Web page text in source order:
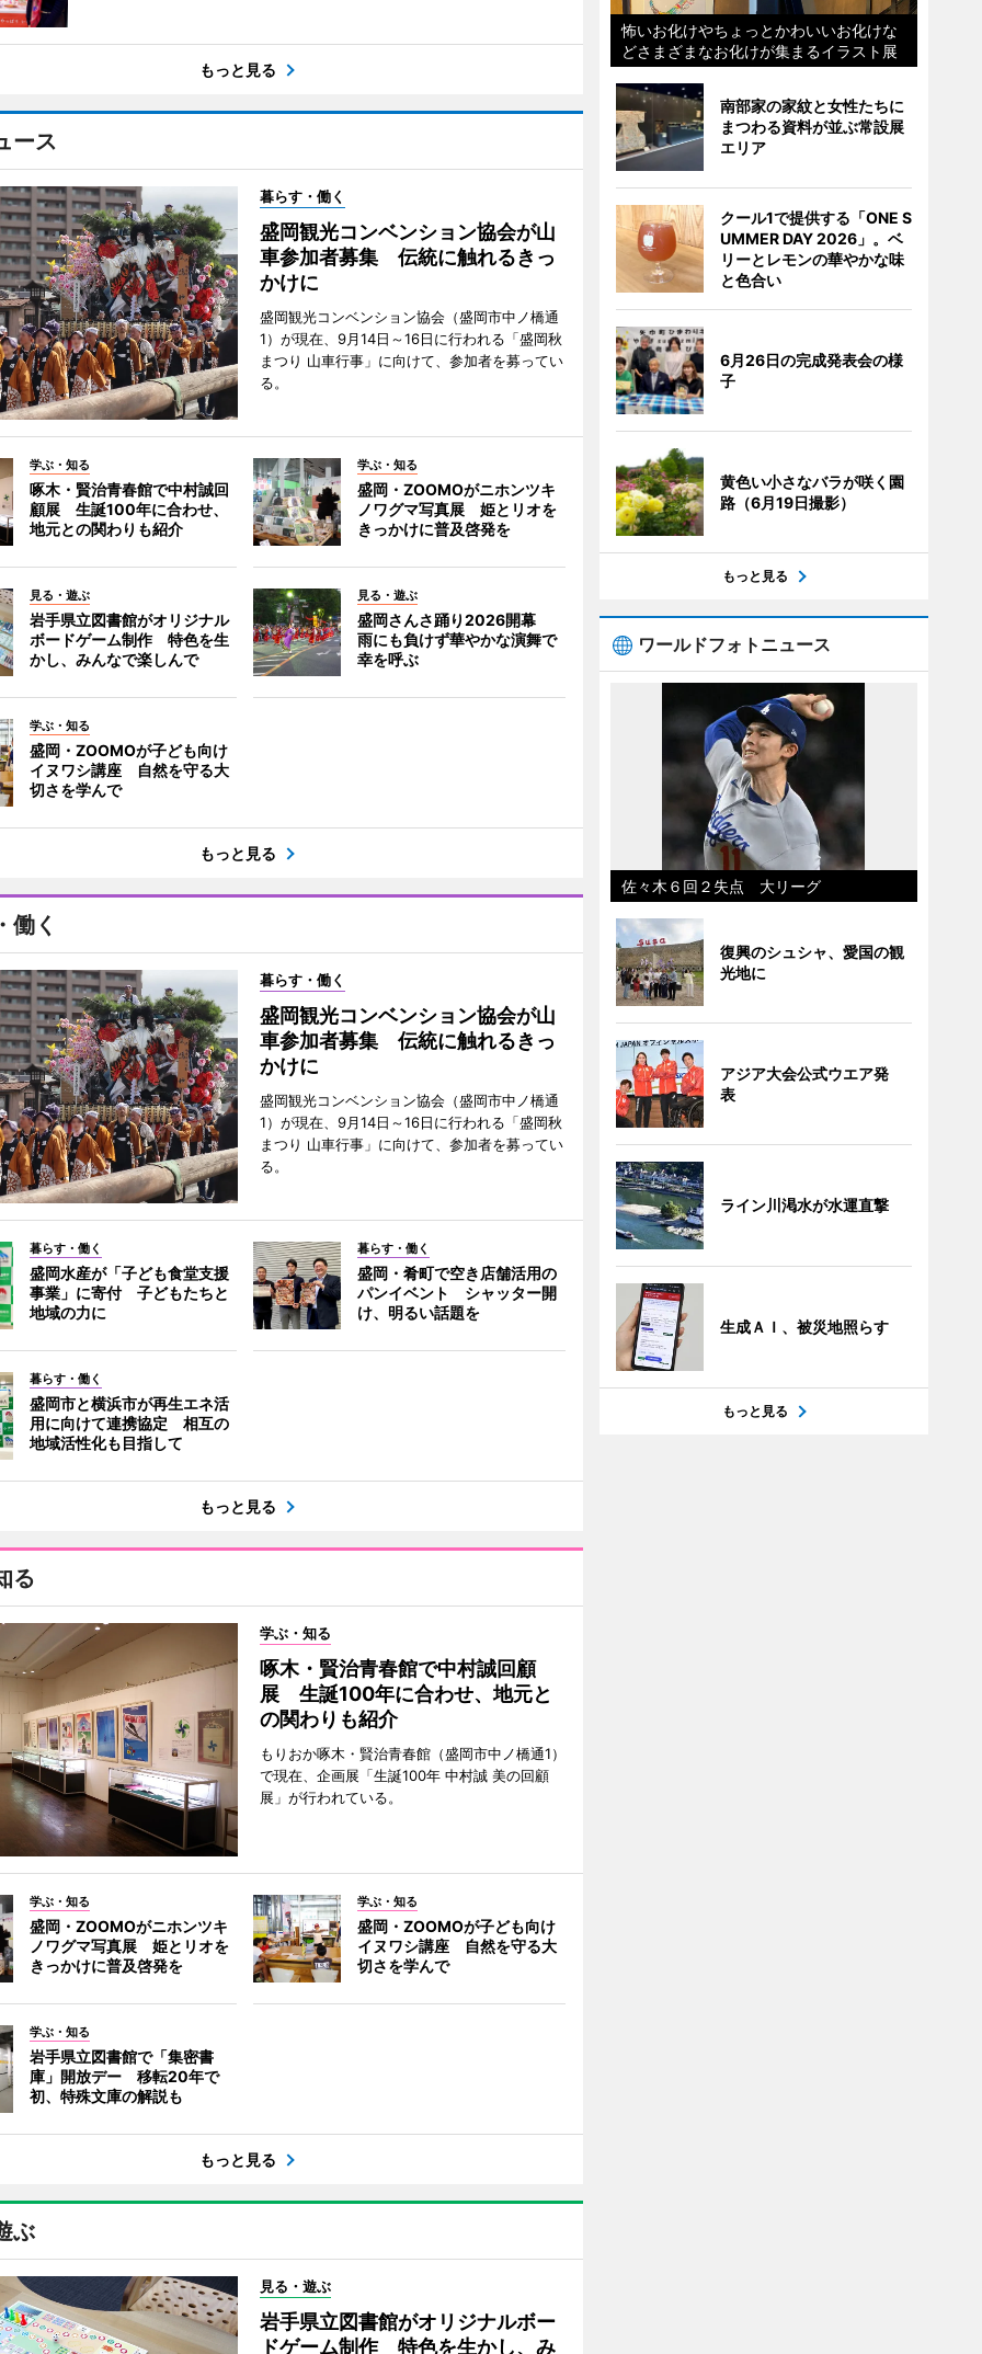
もっと見る
ース
暮らす・働く
盛岡観光コンベンション協会が山
車参加者募集 伝統に触れるきっ
かけに
盛岡観光コンベンション協会（盛岡市中ノ橋通
1）が現在、9月14日～16日に行われる「盛岡秋
まつり 山車行事」に向けて、参加者を募ってい
る。
学ぶ・知る
啄木・賢治青春館で中村誠回
顧展 生誕100年に合わせ、
地元との関わりも紹介
学ぶ・知る
盛岡・ZOOMOがニホンツキ
ノワグマ写真展 姫とリオを
きっかけに普及啓発を
見る・遊ぶ
岩手県立図書館がオリジナル
ボードゲーム制作 特色を生
かし、みんなで楽しんで
見る・遊ぶ
盛岡さんさ踊り2026開幕
雨にも負けず華やかな演舞で
幸を呼ぶ
学ぶ・知る
盛岡・ZOOMOが子ども向け
イヌワシ講座 自然を守る大
切さを学んで
もっと見る
働く
暮らす・働く
盛岡観光コンベンション協会が山
車参加者募集 伝統に触れるきっ
かけに
盛岡観光コンベンション協会（盛岡市中ノ橋通
1）が現在、9月14日～16日に行われる「盛岡秋
まつり 山車行事」に向けて、参加者を募ってい
る。
暮らす・働く
盛岡水産が「子ども食堂支援
事業」に寄付 子どもたちと
地域の力に
暮らす・働く
盛岡・肴町で空き店舗活用の
パンイベント シャッター開
け、明るい話題を
暮らす・働く
盛岡市と横浜市が再生エネ活
用に向けて連携協定 相互の
地域活性化も目指して
もっと見る
る
学ぶ・知る
啄木・賢治青春館で中村誠回顧
展 生誕100年に合わせ、地元と
の関わりも紹介
もりおか啄木・賢治青春館（盛岡市中ノ橋通1）
で現在、企画展「生誕100年 中村誠 美の回顧
展」が行われている。
学ぶ・知る
盛岡・ZOOMOがニホンツキ
ノワグマ写真展 姫とリオを
きっかけに普及啓発を
学ぶ・知る
盛岡・ZOOMOが子ども向け
イヌワシ講座 自然を守る大
切さを学んで
学ぶ・知る
岩手県立図書館で「集密書
庫」開放デー 移転20年で
初、特殊文庫の解説も
もっと見る
ぶ
見る・遊ぶ
岩手県立図書館がオリジナルボー
ドゲーム制作 特色を生かし、み
怖いお化けやちょっとかわいいお化けな
どさまざまなお化けが集まるイラスト展
南部家の家紋と女性たちに
まつわる資料が並ぶ常設展
エリア
クール1で提供する「ONE S
UMMER DAY 2026」。ベ
リーとレモンの華やかな味
と色合い
6月26日の完成発表会の様
子
黄色い小さなバラが咲く園
路（6月19日撮影）
もっと見る
ワールドフォトニュース
佐々木６回２失点 大リーグ
復興のシュシャ、愛国の観
光地に
アジア大会公式ウエア発
表
ライン川渇水が水運直撃
生成ＡＩ、被災地照らす
もっと見る